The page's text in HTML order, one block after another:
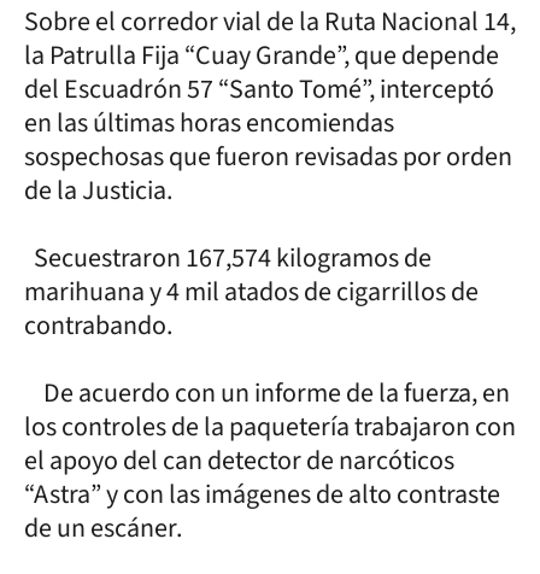
Sobre el corredor vial de la Ruta Nacional 14,
la Patrulla Fija “Cuay Grande”, que depende
del Escuadrón 57 “Santo Tomé”, interceptó
en las últimas horas encomiendas
sospechosas que fueron revisadas por orden
de la Justicia.
Secuestraron 167,574 kilogramos de
marihuana y 4 mil atados de cigarrillos de
contrabando.
De acuerdo con un informe de la fuerza, en
los controles de la paquetería trabajaron con
el apoyo del can detector de narcóticos
“Astra” y con las imágenes de alto contraste
de un escáner.